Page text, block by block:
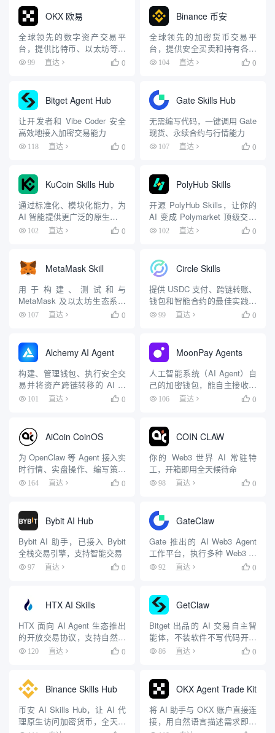
OKX 欧易
全球领先的数字资产交易平
台，提供比特币、以太坊等加
密货币交易服务
99 直达  0
Binance 币安
全球领先的加密货币交易平
台，提供安全买卖和持有各种
加密货币的服务
104 直达  0
Bitget Agent Hub
让开发者和 Vibe Coder 安全
高效地接入加密交易能力
118 直达  0
Gate Skills Hub
无需编写代码，一键调用 Gate
现货、永续合约与行情能力
107 直达  0
KuCoin Skills Hub
通过标准化、模块化能力，为
AI 智能提供更广泛的原生加密
接入能力
102 直达  0
PolyHub Skills
开源 PolyHub Skills，让你的
AI 变成 Polymarket 顶级交易
员 102 直达  0
MetaMask Skill
用于构建、测试和与
MetaMask 及以太坊生态系统
互动的技能
107 直达  0
Circle Skills
提供 USDC 支付、跨链转账、
钱包和智能合约的最佳实践指
导 99 直达  0
Alchemy AI Agent
构建、管理钱包、执行安全交
易并将资产跨链转移的 AI 代
理 101 直达  0
MoonPay Agents
人工智能系统（AI Agent）自
己的加密钱包，能自主接收、
花费、投资加密资产
106 直达  0
AiCoin CoinOS
为 OpenClaw 等 Agent 接入实
时行情、实盘操作、编写策略
和回测数据
164 直达  0
COIN CLAW
你的 Web3 世界 AI 常驻特
工，开箱即用全天候待命
98 直达  0
Bybit AI Hub
Bybit AI 助手，已接入 Bybit
全栈交易引擎，支持智能交易
97 直达  0
GateClaw
Gate 推出的 AI Web3 Agent
工作平台，执行多种 Web3 自
动化任务
92 直达  0
HTX AI Skills
HTX 面向 AI Agent 生态推出
的开放交易协议，支持自然语
言查询行情和执行交易
120 直达  0
GetClaw
Bitget 出品的 AI 交易自主智
能体，不装软件不写代码开口
即交易
86 直达  0
Binance Skills Hub
币安 AI Skills Hub，让 AI 代
理原生访问加密货币，全天候
OKX Agent Trade Kit
将 AI 助手与 OKX 账户直接连
接，用自然语言描述需求即可